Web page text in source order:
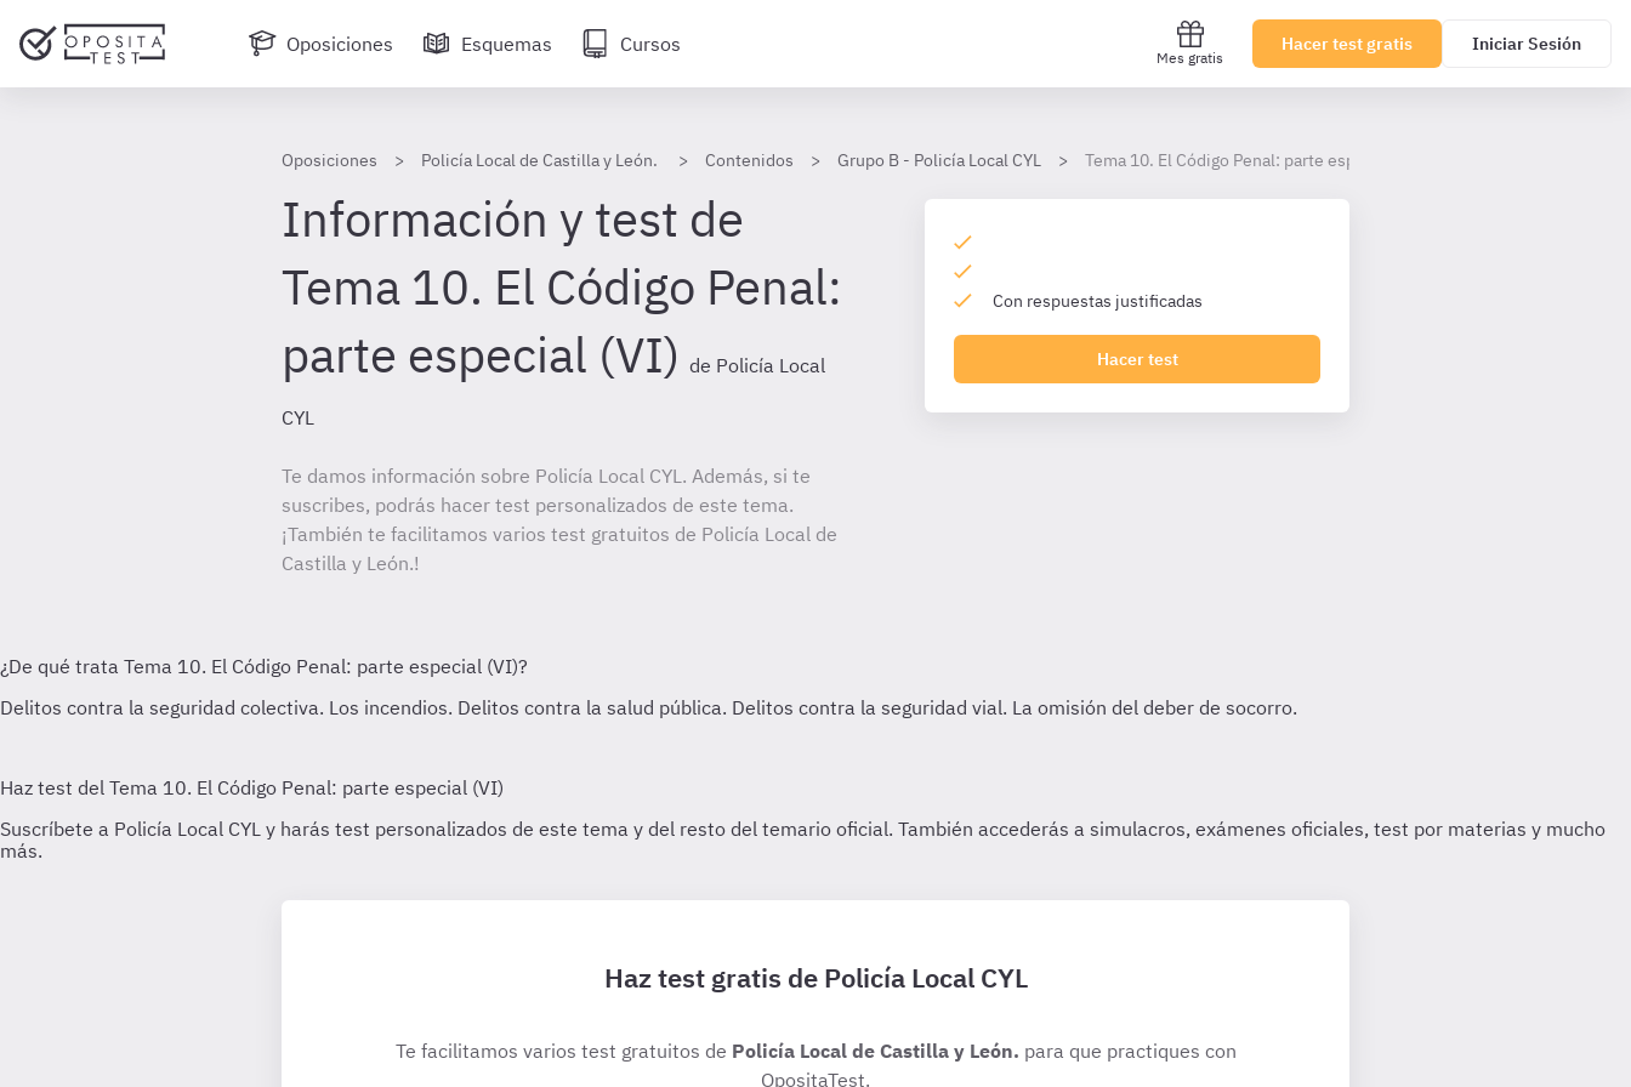
Oposiciones Esquemas Cursos
Mes gratis
Hacer test gratis Iniciar Sesión
Oposiciones Policía Local de Castilla y León. Contenidos Grupo B - Policía Local CYL Tema 10. El Código Penal: parte especial (VI)
Información y test de
Tema 10. El Código Penal:
parte especial (VI) de Policía Local
CYL
Te damos información sobre Policía Local CYL. Además, si te
suscribes, podrás hacer test personalizados de este tema.
¡También te facilitamos varios test gratuitos de Policía Local de
Castilla y León.!
Con respuestas justificadas
Hacer test
Haz test gratis de Policía Local CYL
Te facilitamos varios test gratuitos de Policía Local de Castilla y León. para que practiques con
OpositaTest.